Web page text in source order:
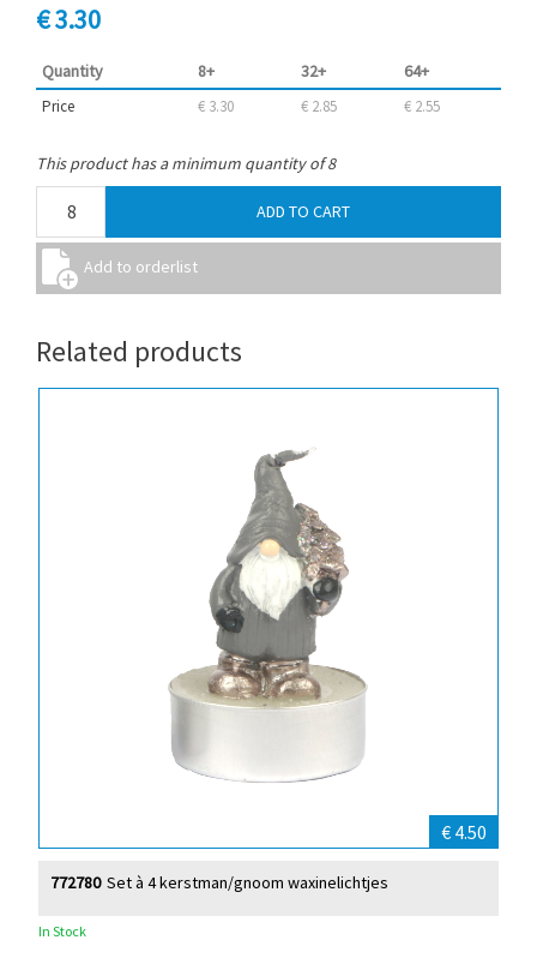
€ 3.30
Quantity 8+ 32+ 64+
Price € 3.30 € 2.85 € 2.55
This product has a minimum quantity of 8
Related products
€ 4.50
Set à 4 kerstman/gnoom waxinelichtjes
772780
In Stock